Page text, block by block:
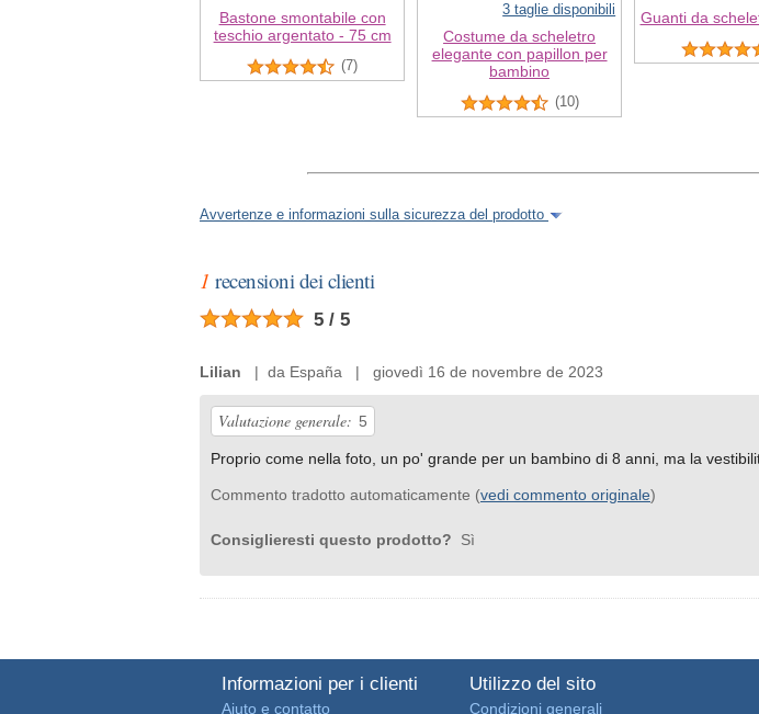
Bastone smontabile con
teschio argentato - 75 cm
(7)
3 taglie disponibili
Costume da scheletro
elegante con papillon per
bambino
(10)
Guanti da
Avvertenze e informazioni sulla sicurezza del prodotto
1 recensioni dei clienti
5 / 5
Lilian | da España | giovedì 16 de novembre de 2023
Valutazione generale: 5
Proprio come nella foto, un po' grande per un bambino di 8 anni, ma la
Commento tradotto automaticamente (vedi commento originale)
Consiglieresti questo prodotto? Sì
Informazioni per i clienti
Aiuto e contatto
Utilizzo del sito
Condizioni generali